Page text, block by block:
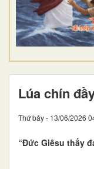
Lúa chín
Thứ bảy - 13/06/2026
“Đức Giêsu thấy